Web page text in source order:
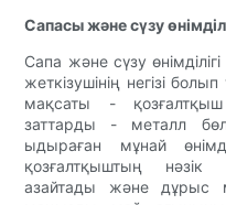
Сапасы және сүзу
Сапа және сүзу
жеткізушінің негізі
мақсаты -
заттарды - металл
ыдыраған мұнай
қозғалтқыштың нәзік
азайтады және дұрыс